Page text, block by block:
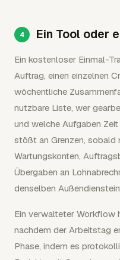
Ein Tool oder
Ein kostenloser Einmal-
Auftrag, einen einzelnen
wöchentliche
nutzbare Liste, wer
und welche Aufgaben
stößt an Grenzen, sobald
Wartungskonten,
Übergaben an
denselben
Ein verwalteter Workflow
nachdem der Arbeitstag
Phase, indem es